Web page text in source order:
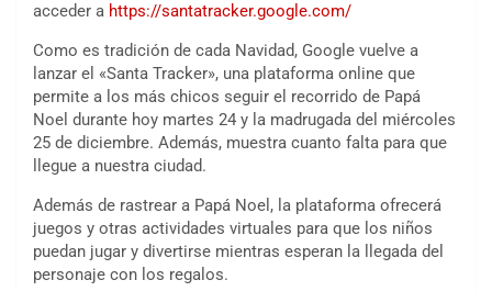
acceder a https://santatracker.google.com/
Como es tradición de cada Navidad, Google vuelve a
lanzar el «Santa Tracker», una plataforma online que
permite a los más chicos seguir el recorrido de Papá
Noel durante hoy martes 24 y la madrugada del miércoles
25 de diciembre. Además, muestra cuanto falta para que
llegue a nuestra ciudad.
Además de rastrear a Papá Noel, la plataforma ofrecerá
juegos y otras actividades virtuales para que los niños
puedan jugar y divertirse mientras esperan la llegada del
personaje con los regalos.